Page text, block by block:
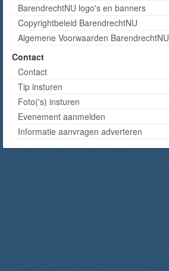
BarendrechtNU logo's en banners
Copyrightbeleid BarendrechtNU
Algemene Voorwaarden BarendrechtNU
Contact
Contact
Tip insturen
Foto('s) insturen
Evenement aanmelden
Informatie aanvragen adverteren